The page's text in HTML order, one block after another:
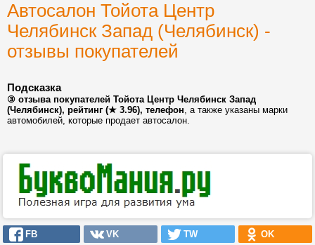
Автосалон Тойота Центр
Челябинск Запад (Челябинск) -
отзывы покупателей
Подсказка
③ отзыва покупателей Тойота Центр Челябинск Запад
(Челябинск), рейтинг (★ 3.96), телефон, а также указаны марки
автомобилей, которые продает автосалон.
FB VK TW OK